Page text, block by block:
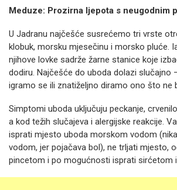
Meduze: Prozirna ljepota s neugodnim
U Jadranu najčešće susrećemo tri vrste
klobuk, morsku mjesečinu i morsko pluće.
njihove lovke sadrže žarne stanice koje
dodiru. Najčešće do uboda dolazi slučajno
igramo se ili znatiželjno diramo ono što ne
Simptomi uboda uključuju peckanje,
a kod težih slučajeva i alergijske reakcije.
isprati mjesto uboda morskom vodom
vodom, jer pojačava bol), ne trljati mjesto,
pincetom i po mogućnosti isprati sirćetom